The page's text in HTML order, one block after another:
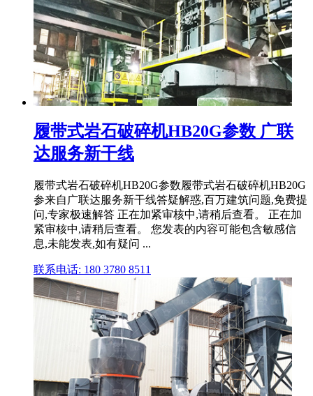
履带式岩石破碎机HB20G参数 广联
达服务新干线
履带式岩石破碎机HB20G参数履带式岩石破碎机HB20G
参来自广联达服务新干线答疑解惑,百万建筑问题,免费提
问,专家极速解答 正在加紧审核中,请稍后查看。 正在加
紧审核中,请稍后查看。 您发表的内容可能包含敏感信
息,未能发表,如有疑问 ...
联系电话: 180 3780 8511